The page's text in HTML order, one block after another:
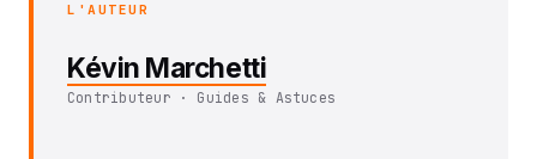
L'AUTEUR
Kévin Marchetti
Contributeur · Guides & Astuces